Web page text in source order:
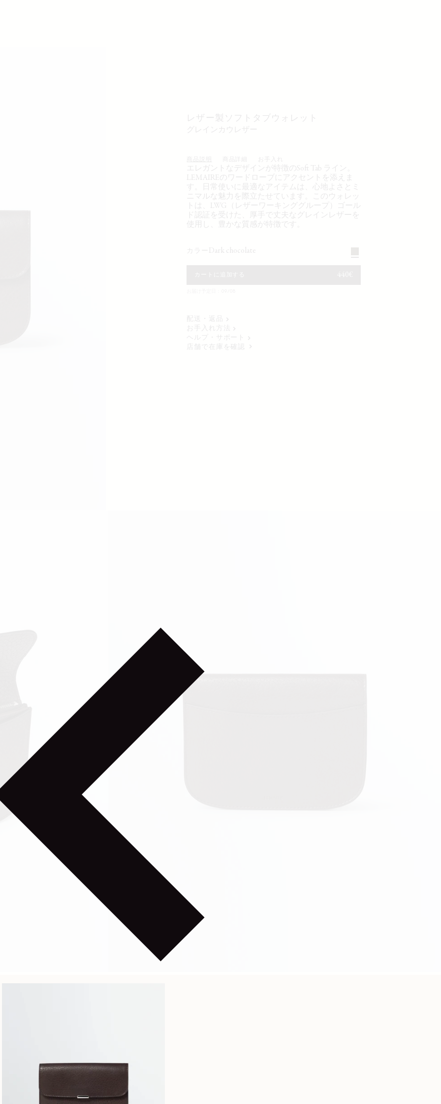
レザー製ソフトタブウォレット
グレインカウレザー
エレガントなデザインが特徴のSoft Tab ライン。
LEMAIREのワードローブにアクセントを添えま
す。日常使いに最適なアイテムは、心地よさとミ
ニマルな魅力を際立たせています。このウォレッ
トは、LWG（レザーワーキンググループ）ゴール
ド認証を受けた、厚手で丈夫なグレインレザーを
使用し、豊かな質感が特徴です。
カラー dark chocolate
配送・返品
お手入れ方法
ヘルプ・サポート
店舗で在庫を確認